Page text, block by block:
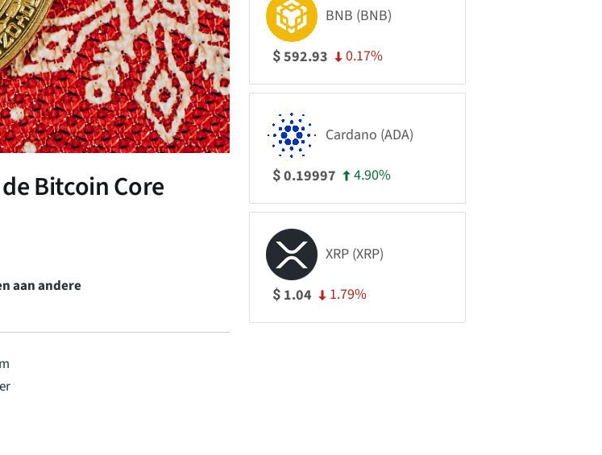
Bitcoin Core
aan andere
BNB (BNB)
$592.93 0.17%
Cardano (ADA)
$0.19997 4.90%
XRP (XRP)
$ 1.04 1.79%